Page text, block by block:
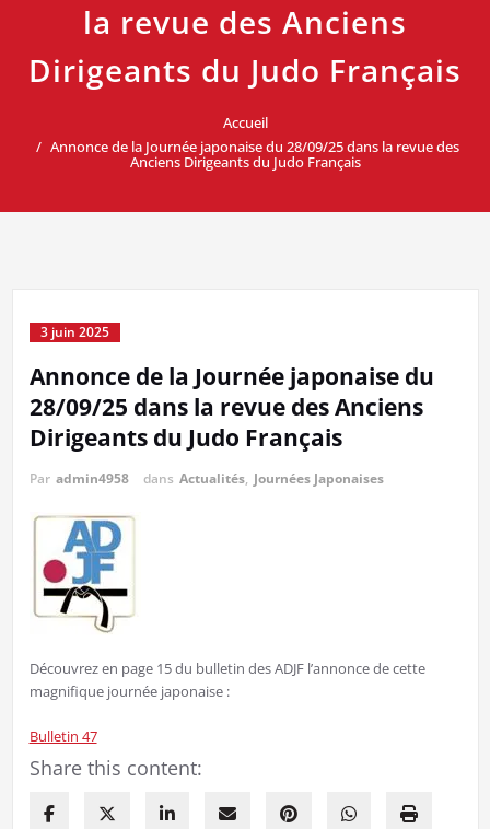
la revue des Anciens
Dirigeants du Judo Français
Accueil
Annonce de la Journée japonaise du 28/09/25 dans la revue des
Anciens Dirigeants du Judo Français
3 juin 2025
Annonce de la Journée japonaise du
28/09/25 dans la revue des Anciens
Dirigeants du Judo Français
Par admin4958 dans Actualités, Journées Japonaises
Découvrez en page 15 du bulletin des ADJF l’annonce de cette
magnifique journée japonaise :
Bulletin 47
Share this content: